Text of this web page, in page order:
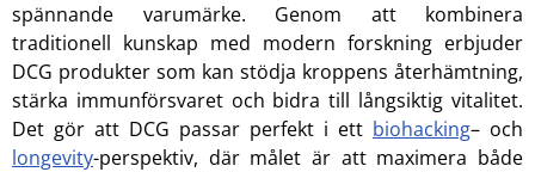
spännande varumärke. Genom att kombinera
traditionell kunskap med modern forskning erbjuder
DCG produkter som kan stödja kroppens återhämtning,
stärka immunförsvaret och bidra till långsiktig vitalitet.
Det gör att DCG passar perfekt i ett biohacking– och
longevity-perspektiv, där målet är att maximera både